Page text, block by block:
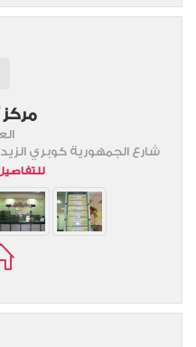
شارع الجمهورية كوبري